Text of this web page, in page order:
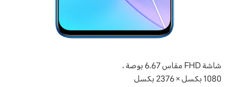
شاشة FHD مقاس 6.67 بوصة ،
1080 بكسل × 2376 بكسل